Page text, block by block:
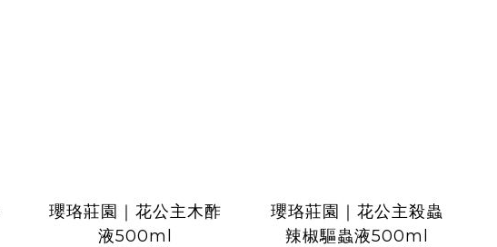
瓔珞莊園｜花公主木酢
液500ml
瓔珞莊園｜花公主殺蟲
辣椒驅蟲液500ml